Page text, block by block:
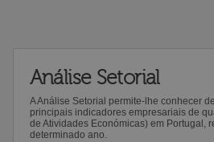
Análise Setorial
A Análise Setorial permite-lhe conhecer
principais indicadores empresariais de
de Atividades Económicas) em Portugal,
determinado ano.